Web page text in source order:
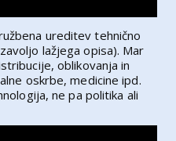
ureditev tehnično
lažjega opisa). Mar
oblikovanja in
oskrbe, medicine ipd.
ne pa politika ali